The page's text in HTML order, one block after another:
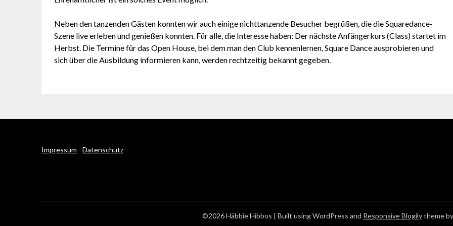
Neben den tanzenden Gästen konnten wir auch einige nichttanzende Besucher begrüßen, die die Squaredance-
Szene live erleben und genießen konnten. Für alle, die Interesse haben: Der nächste Anfängerkurs (Class) startet im
Herbst. Die Termine für das Open House, bei dem man den Club kennenlernen, Square Dance ausprobieren und
sich über die Ausbildung informieren kann, werden rechtzeitig bekannt gegeben.
Impressum - Datenschutz
©2026 Häbbie Hibbos | Built using WordPress and Responsive Blogilytheme